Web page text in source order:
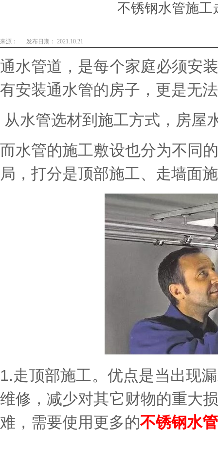
不锈钢水管施工
来源： 发布日期： 2021.10.21
通水管道，是每个家庭必须安
有安装通水管的房子，更是无
从水管选材到施工方式，房屋
而水管的施工敷设也分为不同
局，打分是顶部施工、走墙面
1.走顶部施工。优点是当出现
维修，减少对其它财物的重大
难，需要使用更多的不锈钢水管